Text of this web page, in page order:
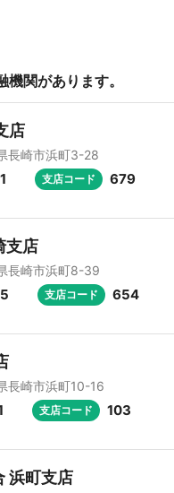
関があります。
店
長崎市浜町3-28
支店コード 679
支店
長崎市浜町8-39
支店コード 654
長崎市浜町10-16
支店コード 103
浜町支店